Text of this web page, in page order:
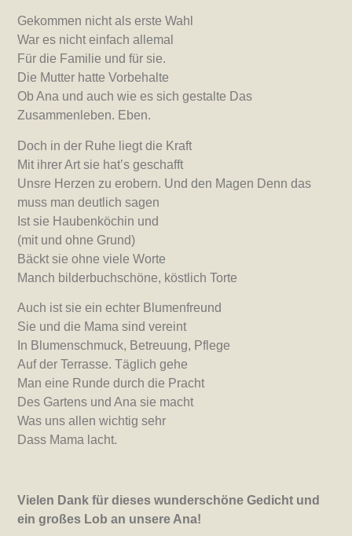
Gekommen nicht als erste Wahl
War es nicht einfach allemal
Für die Familie und für sie.
Die Mutter hatte Vorbehalte
Ob Ana und auch wie es sich gestalte Das
Zusammenleben. Eben.
Doch in der Ruhe liegt die Kraft
Mit ihrer Art sie hat’s geschafft
Unsre Herzen zu erobern. Und den Magen Denn das
muss man deutlich sagen
Ist sie Haubenköchin und
(mit und ohne Grund)
Bäckt sie ohne viele Worte
Manch bilderbuchschöne, köstlich Torte
Auch ist sie ein echter Blumenfreund
Sie und die Mama sind vereint
In Blumenschmuck, Betreuung, Pflege
Auf der Terrasse. Täglich gehe
Man eine Runde durch die Pracht
Des Gartens und Ana sie macht
Was uns allen wichtig sehr
Dass Mama lacht.
Vielen Dank für dieses wunderschöne Gedicht und
ein großes Lob an unsere Ana!